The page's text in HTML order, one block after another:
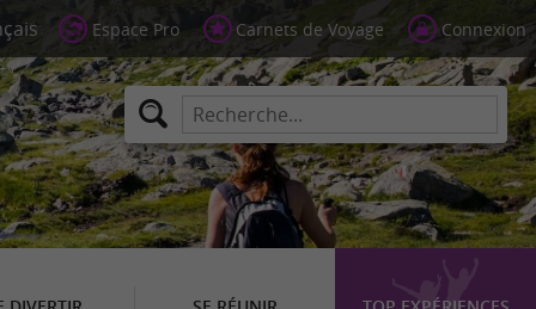
Espace Pro Carnets de Voyage Connexion